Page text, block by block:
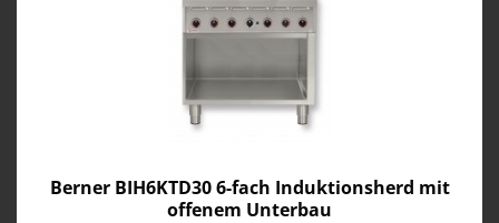
Berner BIH6KTD30 6-fach Induktionsherd mit
offenem Unterbau